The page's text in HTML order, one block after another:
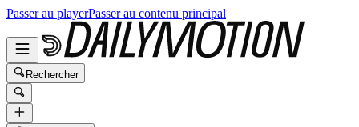
Passer au playerPasser au contenu principal
Rechercher